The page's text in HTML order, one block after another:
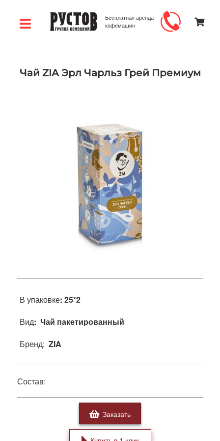
Бесплатная аренда
кофемашин
Чай ZIA Эрл Чарльз Грей Премиум
В упаковке: 25*2
Вид: Чай пакетированный
Бренд: ZIA
Состав:
Заказать